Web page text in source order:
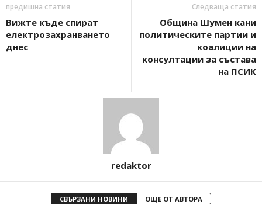
предишна статия
Вижте къде спират
електрозахранването
днес
Следваща статия
Община Шумен кани
политическите партии и
коалиции на
консултации за състава
на ПСИК
redaktor
СВЪРЗАНИ НОВИНИ ОЩЕ ОТ АВТОРА